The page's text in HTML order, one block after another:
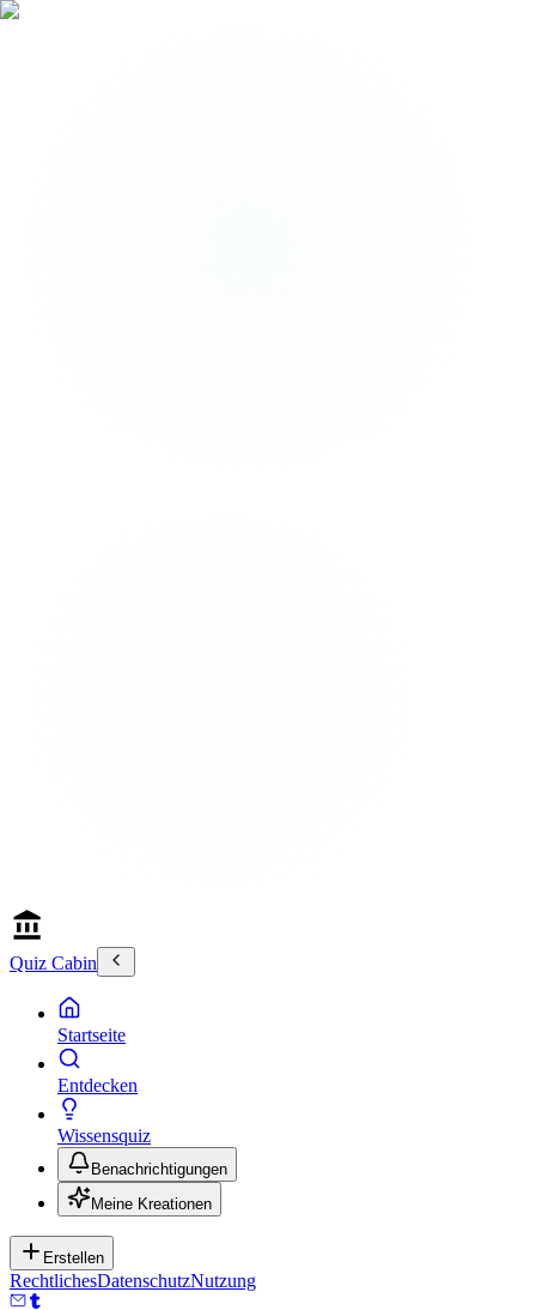
Quiz Cabin
Startseite
Entdecken
Wissensquiz
Benachrichtigungen
Meine Kreationen
Erstellen
RechtlichesDatenschutzNutzung